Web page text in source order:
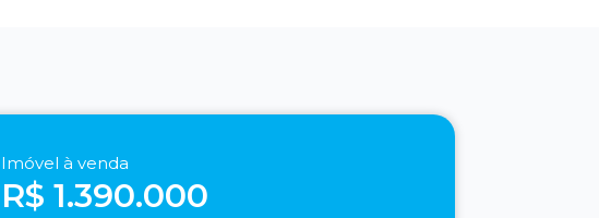
Imóvel à venda
R$ 1.390.000